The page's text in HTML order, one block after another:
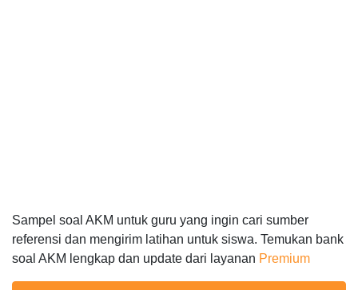
Sampel soal AKM untuk guru yang ingin cari sumber
referensi dan mengirim latihan untuk siswa. Temukan bank
soal AKM lengkap dan update dari layanan Premium